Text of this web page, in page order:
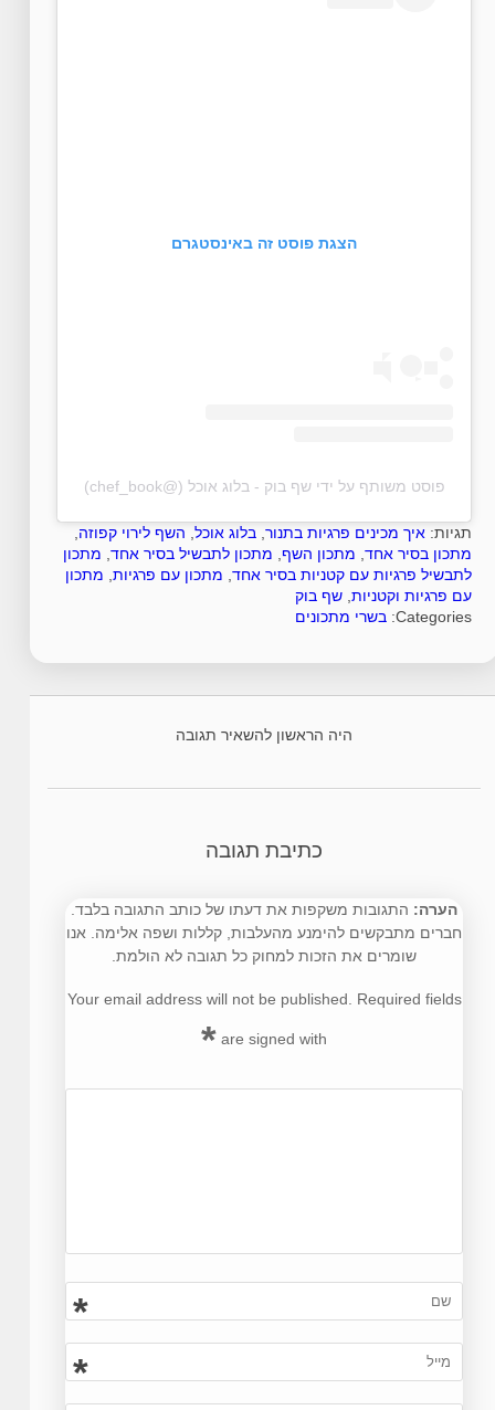
הצגת פוסט זה באינסטגרם
פוסט משותף על ידי ‏‎שף בוק - בלוג אוכל‎‏ (@‏‎chef_book‎‏)
תגיות: איך מכינים פרגיות בתנור בלוג אוכל השף לירוי קפוזה
מתכון בסיר אחד מתכון השף מתכון לתבשיל בסיר אחד מתכון
לתבשיל פרגיות עם קטניות בסיר אחד מתכון עם פרגיות מתכון
עם פרגיות וקטניות שף בוק
Categories: בשרי מתכונים
היה הראשון להשאיר תגובה
כתיבת תגובה
הערה: התגובות משקפות את דעתו של כותב התגובה בלבד.
חברים מתבקשים להימנע מהעלבות, קללות ושפה אלימה. אנו
שומרים את הזכות למחוק כל תגובה לא הולמת.
Your email address will not be published. Required fields
are signed with
*
*
*